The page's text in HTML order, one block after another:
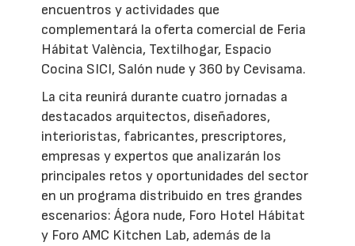
encuentros y actividades que
complementará la oferta comercial de Feria
Hábitat València, Textilhogar, Espacio
Cocina SICI, Salón nude y 360 by Cevisama.
La cita reunirá durante cuatro jornadas a
destacados arquitectos, diseñadores,
interioristas, fabricantes, prescriptores,
empresas y expertos que analizarán los
principales retos y oportunidades del sector
en un programa distribuido en tres grandes
escenarios: Ágora nude, Foro Hotel Hábitat
y Foro AMC Kitchen Lab, además de la